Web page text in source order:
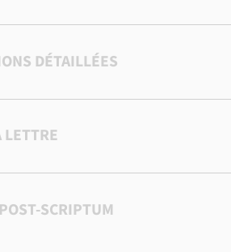
DÉTAILLÉES
LETTRE
SCRIPTUM